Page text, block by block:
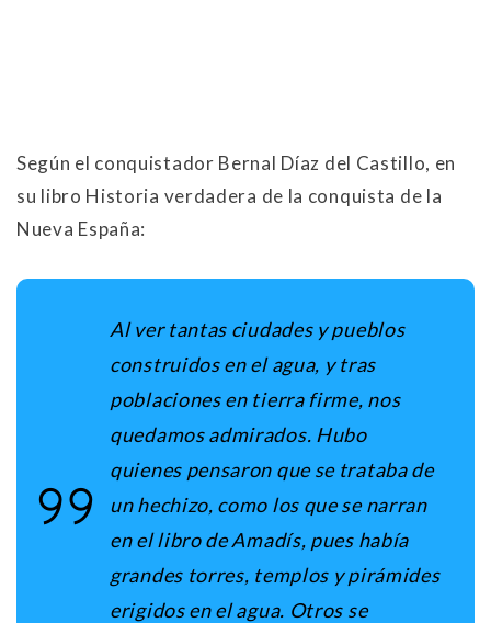
Según el conquistador Bernal Díaz del Castillo, en
su libro Historia verdadera de la conquista de la
Nueva España:
Al ver tantas ciudades y pueblos
construidos en el agua, y tras
poblaciones en tierra firme, nos
quedamos admirados. Hubo
quienes pensaron que se trataba de
un hechizo, como los que se narran
en el libro de Amadís, pues había
grandes torres, templos y pirámides
erigidos en el agua. Otros se